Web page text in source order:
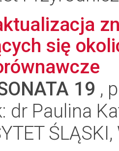
się
19 ,
dr Paulina